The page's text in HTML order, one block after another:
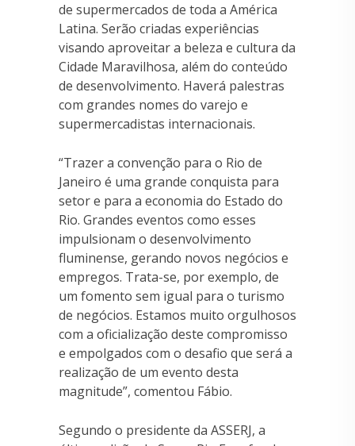
de supermercados de toda a América
Latina. Serão criadas experiências
visando aproveitar a beleza e cultura da
Cidade Maravilhosa, além do conteúdo
de desenvolvimento. Haverá palestras
com grandes nomes do varejo e
supermercadistas internacionais.
“Trazer a convenção para o Rio de
Janeiro é uma grande conquista para
setor e para a economia do Estado do
Rio. Grandes eventos como esses
impulsionam o desenvolvimento
fluminense, gerando novos negócios e
empregos. Trata-se, por exemplo, de
um fomento sem igual para o turismo
de negócios. Estamos muito orgulhosos
com a oficialização deste compromisso
e empolgados com o desafio que será a
realização de um evento desta
magnitude”, comentou Fábio.
Segundo o presidente da ASSERJ, a